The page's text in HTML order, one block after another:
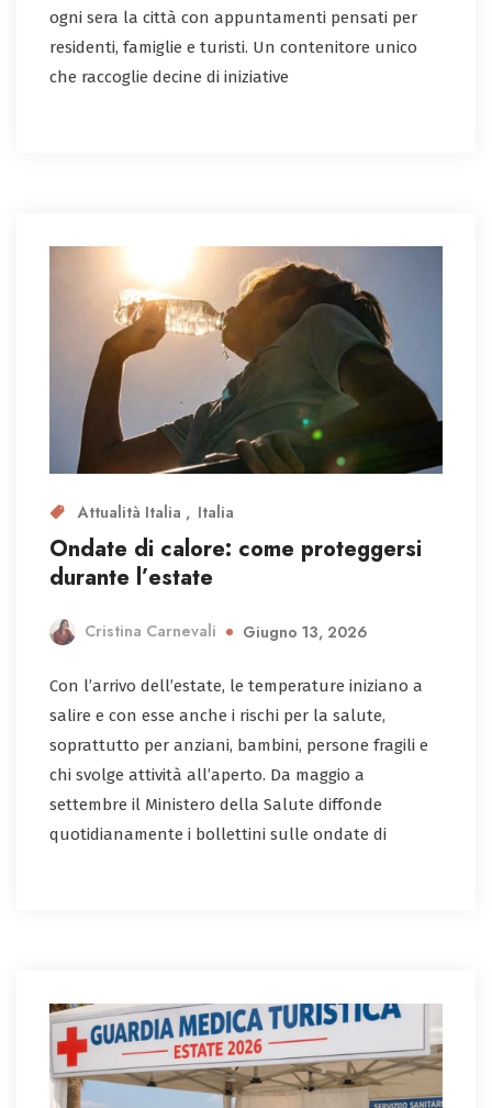
ogni sera la città con appuntamenti pensati per
residenti, famiglie e turisti. Un contenitore unico
che raccoglie decine di iniziative
Attualità Italia Italia
Ondate di calore: come proteggersi
durante l’estate
Cristina Carnevali Giugno 13, 2026
Con l’arrivo dell’estate, le temperature iniziano a
salire e con esse anche i rischi per la salute,
soprattutto per anziani, bambini, persone fragili e
chi svolge attività all’aperto. Da maggio a
settembre il Ministero della Salute diffonde
quotidianamente i bollettini sulle ondate di